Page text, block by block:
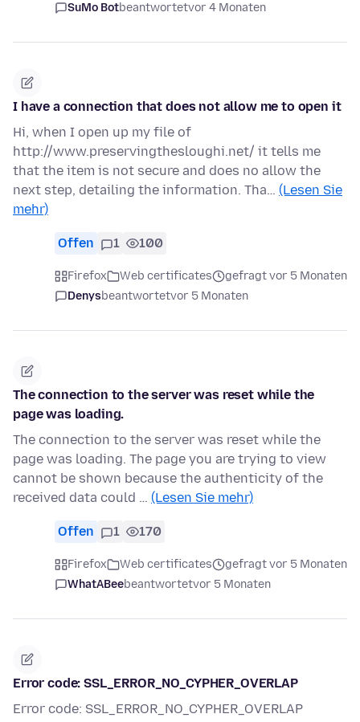
SuMo Botbeantwortetvor 4 Monaten
I have a connection that does not allow me to open it
Hi, when I open up my file of
http://www.preservingthesloughi.net/ it tells me
that the item is not secure and does no allow the
next step, detailing the information. Tha… (Lesen Sie
mehr)
Offen 1 100
Firefox Web certificates
gefragt vor 5 Monaten
Denysbeantwortetvor 5 Monaten
The connection to the server was reset while the
page was loading.
The connection to the server was reset while the
page was loading. The page you are trying to view
cannot be shown because the authenticity of the
received data could … (Lesen Sie mehr)
Offen 1 170
Firefox Web certificates
gefragt vor 5 Monaten
WhatABeebeantwortetvor 5 Monaten
Error code: SSL_ERROR_NO_CYPHER_OVERLAP
Error code: SSL_ERROR_NO_CYPHER_OVERLAP